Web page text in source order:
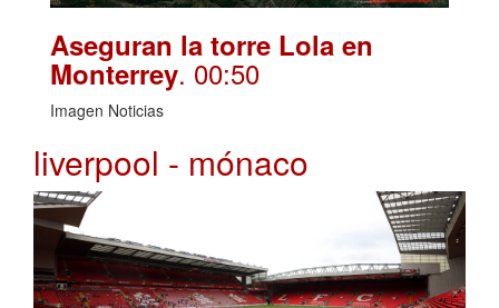
Aseguran la torre Lola en
Monterrey. 00:50
Imagen Noticias
liverpool - mónaco